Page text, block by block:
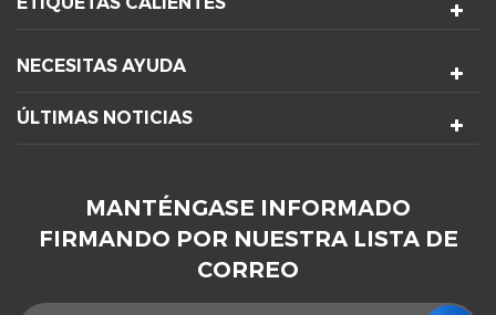
NECESITAS AYUDA
ÚLTIMAS NOTICIAS
MANTÉNGASE INFORMADO
FIRMANDO POR NUESTRA LISTA DE
CORREO